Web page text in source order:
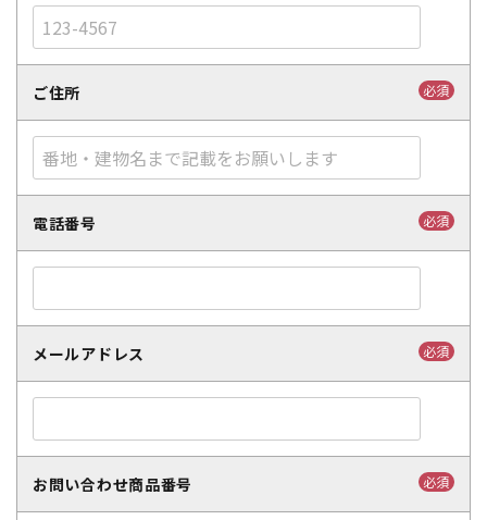
ご住所 必須
電話番号 必須
メールアドレス 必須
お問い合わせ商品番号 必須